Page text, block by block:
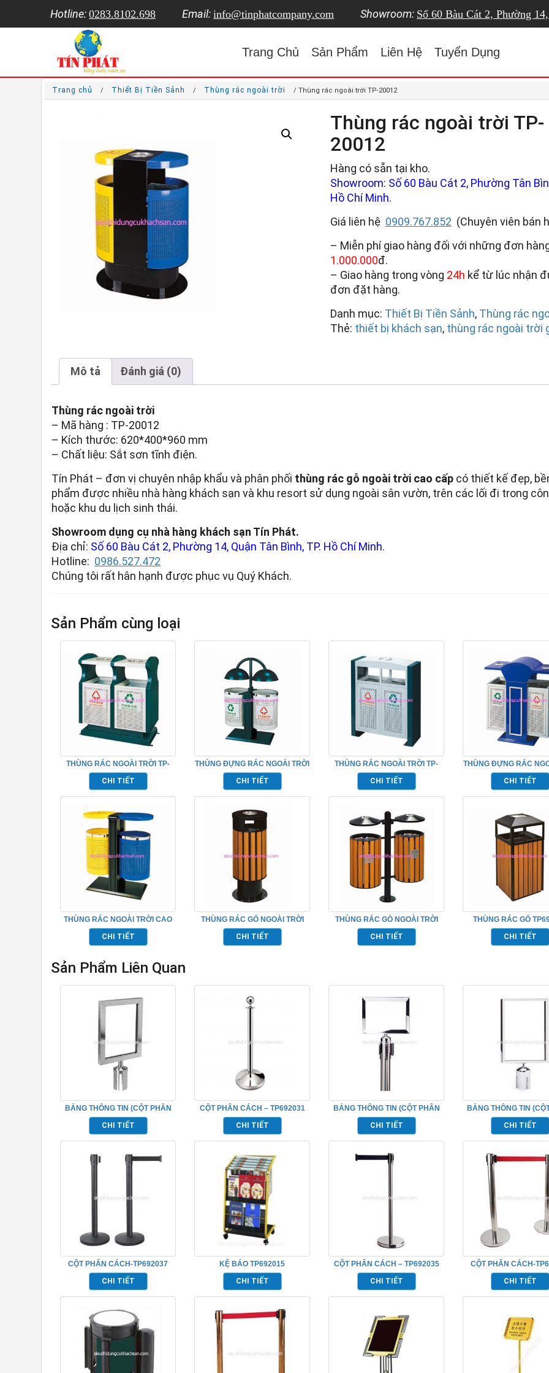
Hotline: 0283.8102.698 Email: info@tinphatcompany.com Showroom: Số 60 Bàu Cát 2, Phường
Trang Chủ Sản Phẩm Liên Hệ Tuyển Dụng
Trang chủ / Thiết Bị Tiền Sảnh / Thùng rác ngoài trời / Thùng rác ngoài trời TP-20012
Thùng rác ngoài trời TP-
20012
Hàng có sẵn tại kho.
Showroom: Số 60 Bàu Cát 2, Phường Tân
Hồ Chí Minh.
Giá liên hệ 0909.767.852 (Chuyên viên bán
– Miễn phí giao hàng đối với những đơn
1.000.000đ.
– Giao hàng trong vòng 24h kể từ lúc nhận
đơn đặt hàng.
Danh mục: Thiết Bị Tiền Sảnh, Thùng rác
Thẻ: thiết bị khách sạn, thùng rác ngoài trời
Mô tả Đánh giá (0)
Thùng rác ngoài trời
– Mã hàng : TP-20012
– Kích thước: 620*400*960 mm
– Chất liệu: Sắt sơn tĩnh điện.
Tín Phát – đơn vị chuyên nhập khẩu và phân phối thùng rác gỗ ngoài trời cao cấp có thiết kế đẹp,
phẩm được nhiều nhà hàng khách sạn và khu resort sử dụng ngoài sân vườn, trên các lối đi trong
hoặc khu du lịch sinh thái.
Showroom dụng cụ nhà hàng khách sạn Tín Phát.
Địa chỉ: Số 60 Bàu Cát 2, Phường 14, Quận Tân Bình, TP. Hồ Chí Minh.
Hotline: 0986.527.472
Chúng tôi rất hân hạnh được phục vụ Quý Khách.
Sản Phẩm cùng loại
THÙNG RÁC NGOÀI TRỜI TP-
20007
CHI TIẾT
THÙNG ĐỰNG RÁC NGOÀI TRỜI
TP-20009
CHI TIẾT
THÙNG RÁC NGOÀI TRỜI TP-
20004
CHI TIẾT
THÙNG ĐỰNG RÁC
TP-20010
CHI TIẾT
THÙNG RÁC NGOÀI TRỜI CAO
CẤP TP-20011
CHI TIẾT
THÙNG RÁC GỖ NGOÀI TRỜI
TP692153
CHI TIẾT
THÙNG RÁC GỖ NGOÀI TRỜI
TP-20002
CHI TIẾT
THÙNG RÁC GỖ
CHI TIẾT
Sản Phẩm Liên Quan
BẢNG THÔNG TIN (CỘT PHÂN
CÁCH)-TP692048
CHI TIẾT
CỘT PHÂN CÁCH – TP692031
CHI TIẾT
BẢNG THÔNG TIN (CỘT PHÂN
CÁCH)-TP692049
CHI TIẾT
BẢNG THÔNG TIN
CÁCH)-TP692050
CHI TIẾT
CỘT PHÂN CÁCH-TP692037
CHI TIẾT
KỆ BÁO TP692015
CHI TIẾT
CỘT PHÂN CÁCH – TP692035
CHI TIẾT
CỘT PHÂN CÁCH-
CHI TIẾT